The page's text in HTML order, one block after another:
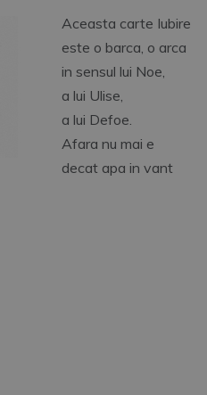
Aceasta carte Iubire
este o barca, o arca
in sensul lui Noe,
a lui Ulise,
a lui Defoe.
Afara nu mai e
decat apa in vant